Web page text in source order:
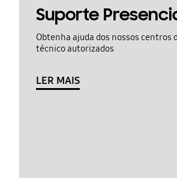
Suporte
Obtenha ajuda dos nossos centros
técnico autorizados
LER MAIS